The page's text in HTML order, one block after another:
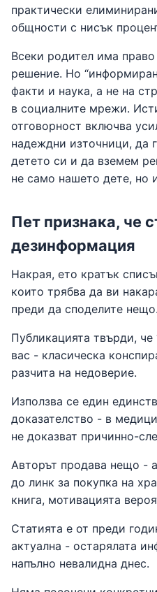
практически
общности с нисък
Всеки родител има
решение. Но
факти и наука, а не на
в социалните мрежи.
отговорност включва
надеждни източници, да
детето си и да вземем
не само нашето дете, но
Пет признака, че
дезинформация
Накрая, ето кратък
които трябва да ви
преди да споделите нещо.
Публикацията твърди, че
вас - класическа
разчита на недоверие.
Използва се един
доказателство - в
не доказват причинно-
Авторът продава нещо -
до линк за покупка на
книга, мотивацията
Статията е от преди
актуална - остарялата
напълно невалидна днес.